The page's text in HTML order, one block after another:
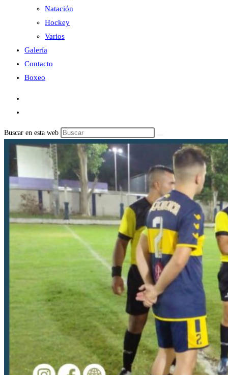
Natación
Hockey
Varios
Galería
Contacto
Boxeo
Buscar en esta web